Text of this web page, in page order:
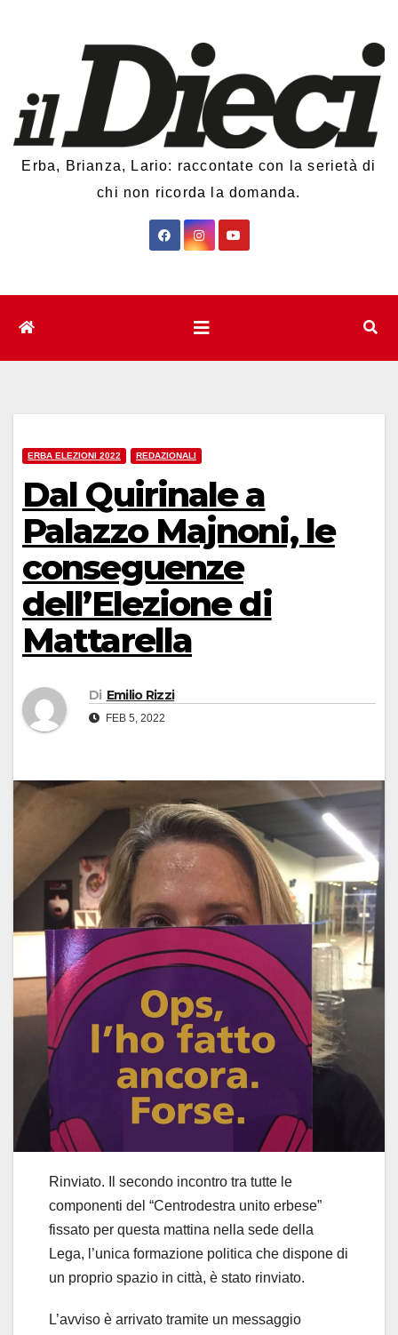
Erba, Brianza, Lario: raccontate con la serietà di
chi non ricorda la domanda.
ERBA ELEZIONI 2022 REDAZIONALI
Dal Quirinale a
Palazzo Majnoni, le
conseguenze
dell’Elezione di
Mattarella
Di Emilio Rizzi
FEB 5, 2022
Rinviato. Il secondo incontro tra tutte le
componenti del “Centrodestra unito erbese”
fissato per questa mattina nella sede della
Lega, l’unica formazione politica che dispone di
un proprio spazio in città, è stato rinviato.
L’avviso è arrivato tramite un messaggio